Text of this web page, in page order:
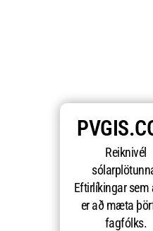
Reiknivél
Eftirlíkingar
er að mæta
fagfólks.